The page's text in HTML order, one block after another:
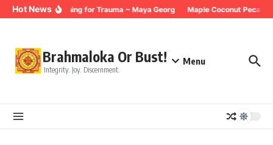
Skip to content
Hot NewsBreathing for Trauma ~ Maya Georg Maple Coconut Pecan
Brahmaloka Or Bust!
Integrity. Joy. Discernment.
Menu